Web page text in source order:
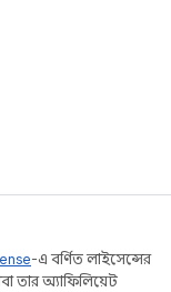
-এ বর্ণিত লাইসেন্সের
তার অ্যাফিলিয়েট